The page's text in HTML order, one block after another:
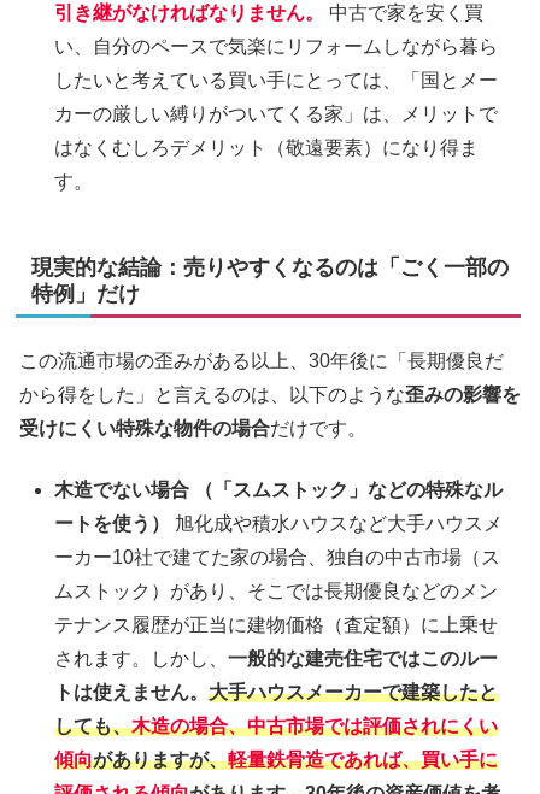
引き継がなければなりません。
中古で家を安く買
い、自分のペースで気楽にリフォームしながら暮ら
したいと考えている買い手にとっては、「国とメー
カーの厳しい縛りがついてくる家」は、メリットで
はなくむしろデメリット（敬遠要素）になり得ま
す。
現実的な結論：売りやすくなるのは「ごく一部の
特例」だけ
この流通市場の歪みがある以上、30年後に「長期優良だ
から得をした」と言えるのは、以下のような歪みの影響を
受けにくい特殊な物件の場合だけです。
木造でない場合
（「スムストック」などの特殊なル
ートを使う）
旭化成や積水ハウスなど大手ハウスメ
ーカー10社で建てた家の場合、独自の中古市場（ス
ムストック）があり、そこでは長期優良などのメン
テナンス履歴が正当に建物価格（査定額）に上乗せ
されます。しかし、一般的な建売住宅ではこのルー
トは使えません。大手ハウスメーカーで建築したと
しても、木造の場合、中古市場では評価されにくい
傾向がありますが、軽量鉄骨造であれば、買い手に